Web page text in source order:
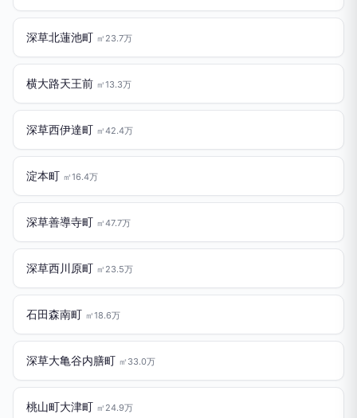
深草北蓮池町 ㎡23.7万
横大路天王前 ㎡13.3万
深草西伊達町 ㎡42.4万
淀本町 ㎡16.4万
深草善導寺町 ㎡47.7万
深草西川原町 ㎡23.5万
石田森南町 ㎡18.6万
深草大亀谷内膳町 ㎡33.0万
桃山町大津町 ㎡24.9万